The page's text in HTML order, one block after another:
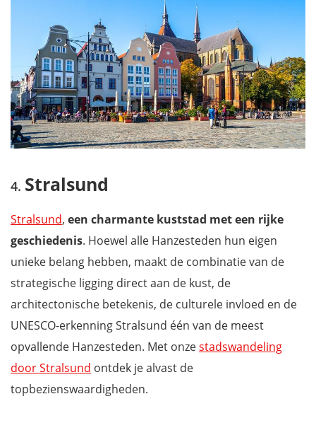
Stralsund
Stralsund, een charmante kuststad met een rijke
geschiedenis. Hoewel alle Hanzesteden hun eigen
unieke belang hebben, maakt de combinatie van de
strategische ligging direct aan de kust, de
architectonische betekenis, de culturele invloed en de
UNESCO-erkenning Stralsund één van de meest
opvallende Hanzesteden. Met onzestadswandeling
door Stralsund ontdek je alvast de
topbezienswaardigheden.